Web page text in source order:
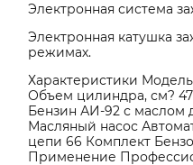
Электронная система
Электронная катушка
режимах.
Характеристики
Объем цилиндра, см?
Бензин АИ-92 с маслом
Масляный насос
цепи 66 Комплект
Применение